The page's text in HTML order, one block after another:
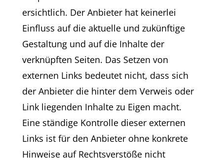
ersichtlich. Der Anbieter hat keinerlei
Einfluss auf die aktuelle und zukünftige
Gestaltung und auf die Inhalte der
verknüpften Seiten. Das Setzen von
externen Links bedeutet nicht, dass sich
der Anbieter die hinter dem Verweis oder
Link liegenden Inhalte zu Eigen macht.
Eine ständige Kontrolle dieser externen
Links ist für den Anbieter ohne konkrete
Hinweise auf Rechtsverstöße nicht